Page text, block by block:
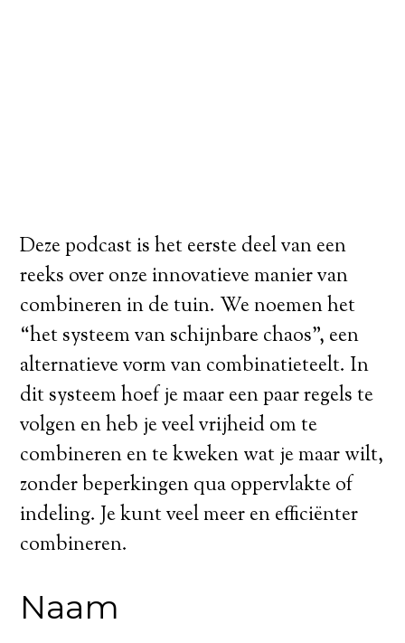
Deze podcast is het eerste deel van een
reeks over onze innovatieve manier van
combineren in de tuin. We noemen het
“het systeem van schijnbare chaos”, een
alternatieve vorm van combinatieteelt. In
dit systeem hoef je maar een paar regels te
volgen en heb je veel vrijheid om te
combineren en te kweken wat je maar wilt,
zonder beperkingen qua oppervlakte of
indeling. Je kunt veel meer en efficiënter
combineren.
Naam